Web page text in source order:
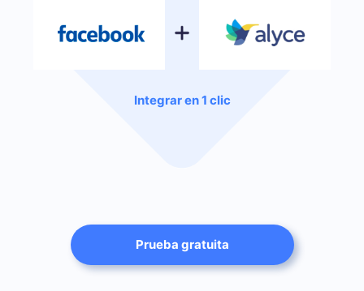
Integrar en 1 clic
Prueba gratuita